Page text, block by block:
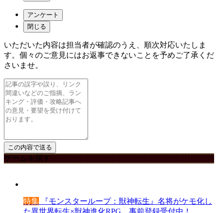
アンケート
閉じる
いただいた内容は担当者が確認のうえ、順次対応いたしま
す。個々のご意見にはお返事できないことを予めご了承くだ
さいませ。
ゲームを探す
特集 『モンスターループ：獣神転生』名将がケモ化し
た異世界転生×獣神進化RPG。事前登録受付中！